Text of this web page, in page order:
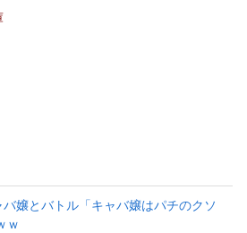
バ嬢とバトル「キャバ嬢はパチのクソ
ｗ